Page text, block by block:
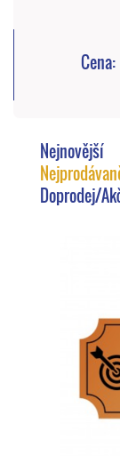
Cena:
Nejnovější
Doprodej/